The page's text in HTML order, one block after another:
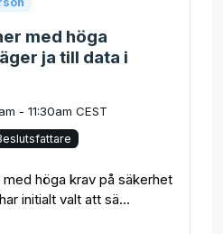
med höga
ja till data i
- 11:30am CEST
höga krav på säkerhet
initialt valt att sä...